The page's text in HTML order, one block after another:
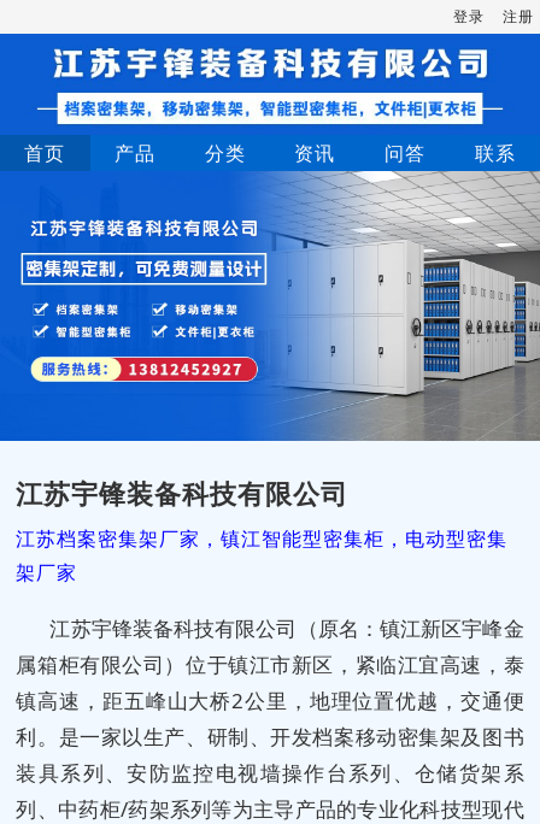
登录 注册
首页 产品 分类 资讯 问答 联系
江苏宇锋装备科技有限公司
江苏档案密集架厂家，镇江智能型密集柜，电动型密集
架厂家
江苏宇锋装备科技有限公司（原名：镇江新区宇峰金
属箱柜有限公司）位于镇江市新区，紧临江宜高速，泰
镇高速，距五峰山大桥2公里，地理位置优越，交通便
利。是一家以生产、研制、开发档案移动密集架及图书
装具系列、安防监控电视墙操作台系列、仓储货架系
列、中药柜/药架系列等为主导产品的专业化科技型现代